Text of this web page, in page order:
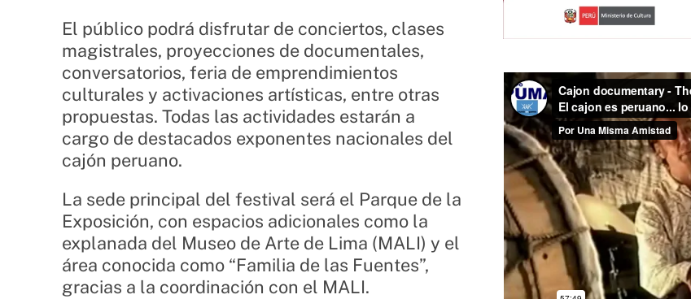
El público podrá disfrutar de conciertos, clases
magistrales, proyecciones de documentales,
conversatorios, feria de emprendimientos
culturales y activaciones artísticas, entre otras
propuestas. Todas las actividades estarán a
cargo de destacados exponentes nacionales del
cajón peruano.
La sede principal del festival será el Parque de la
Exposición, con espacios adicionales como la
explanada del Museo de Arte de Lima (MALI) y el
área conocida como “Familia de las Fuentes”,
gracias a la coordinación con el MALI.